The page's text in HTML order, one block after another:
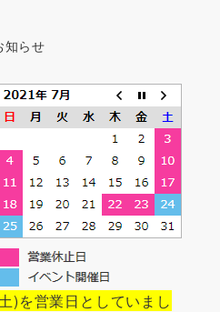
リー
知らせ
)を営業日としていまし